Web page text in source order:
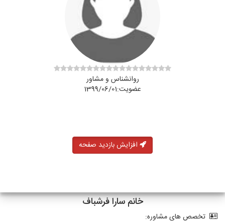
روانشناس و مشاور
عضویت:1399/06/01
افزایش بازدید صفحه
خانم سارا فرشباف
تخصص های مشاوره: